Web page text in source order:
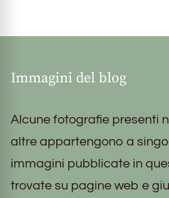
Immagini del blog
Alcune fotografie presenti
altre appartengono a
immagini pubblicate in
trovate su pagine web e